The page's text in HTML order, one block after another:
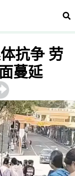
搜
抗争 劳
蔓延